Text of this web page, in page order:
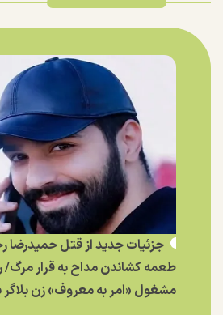
جزئیات جدید از قتل حمیدرضا
مشغول «امر به معروف» زن بلاگر